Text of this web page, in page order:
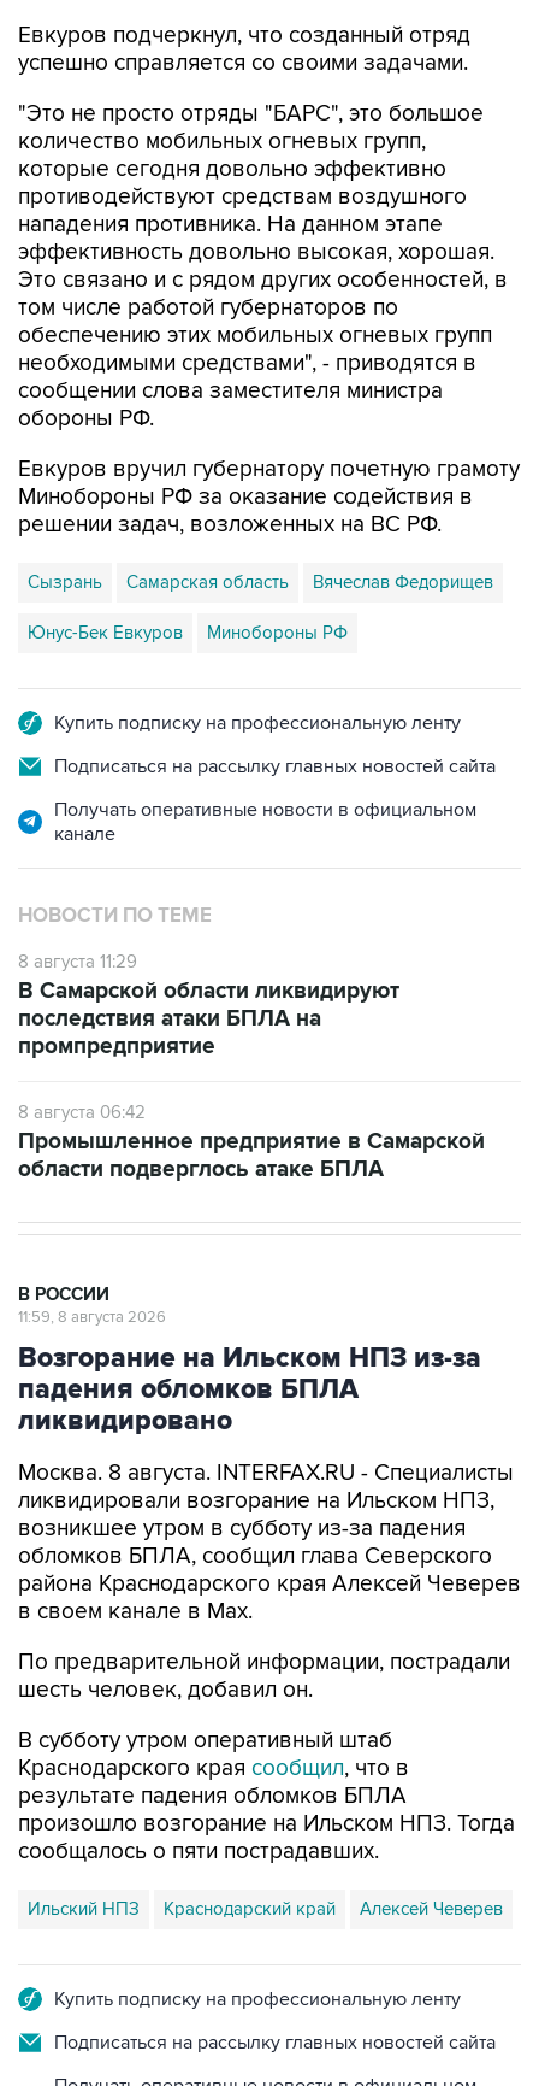
Евкуров подчеркнул, что созданный отряд
успешно справляется со своими задачами.
"Это не просто отряды "БАРС", это большое
количество мобильных огневых групп,
которые сегодня довольно эффективно
противодействуют средствам воздушного
нападения противника. На данном этапе
эффективность довольно высокая, хорошая.
Это связано и с рядом других особенностей, в
том числе работой губернаторов по
обеспечению этих мобильных огневых групп
необходимыми средствами", - приводятся в
сообщении слова заместителя министра
обороны РФ.
Евкуров вручил губернатору почетную грамоту
Минобороны РФ за оказание содействия в
решении задач, возложенных на ВС РФ.
Сызрань Самарская область Вячеслав Федорищев
Юнус-Бек Евкуров Минобороны РФ
Купить подписку на профессиональную ленту
Подписаться на рассылку главных новостей сайта
Получать оперативные новости в официальном
канале
НОВОСТИ ПО ТЕМЕ
8 августа 11:29
В Самарской области ликвидируют
последствия атаки БПЛА на
промпредприятие
8 августа 06:42
Промышленное предприятие в Самарской
области подверглось атаке БПЛА
В РОССИИ
11:59, 8 августа 2026
Возгорание на Ильском НПЗ из-за
падения обломков БПЛА
ликвидировано
Москва. 8 августа. INTERFAX.RU - Специалисты
ликвидировали возгорание на Ильском НПЗ,
возникшее утром в субботу из-за падения
обломков БПЛА, сообщил глава Северского
района Краснодарского края Алексей Чеверев
в своем канале в Max.
По предварительной информации, пострадали
шесть человек, добавил он.
В субботу утром оперативный штаб
Краснодарского края сообщил, что в
результате падения обломков БПЛА
произошло возгорание на Ильском НПЗ. Тогда
сообщалось о пяти пострадавших.
Ильский НПЗ Краснодарский край Алексей Чеверев
Купить подписку на профессиональную ленту
Подписаться на рассылку главных новостей сайта